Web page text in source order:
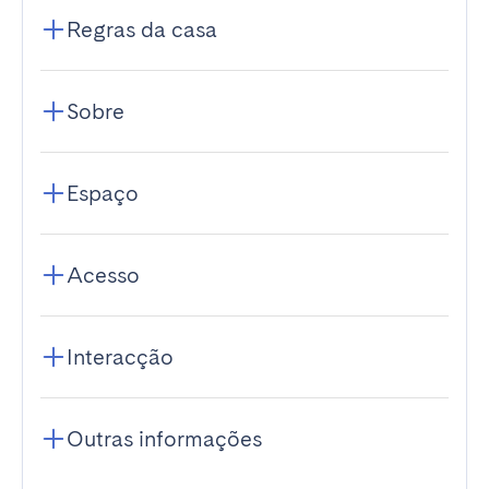
Regras da casa
Sobre
Espaço
Acesso
Interacção
Outras informações